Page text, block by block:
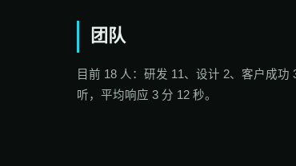
团队
目前 18 人：研发 11、设计 2、客户成
听，平均响应 3 分 12 秒。